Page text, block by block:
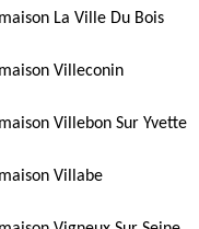
La Ville Du Bois
Villeconin
Villebon Sur Yvette
Villabe